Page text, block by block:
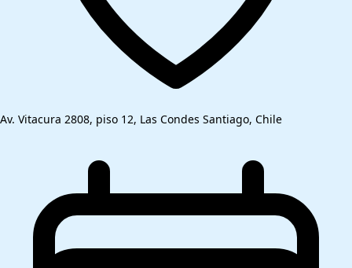
Av. Vitacura 2808, piso 12, Las Condes Santiago, Chile